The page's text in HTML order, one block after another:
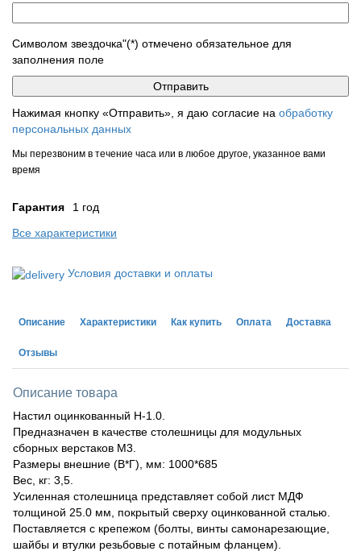
Символом звездочка"(*) отмечено обязательное для
заполнения поле
Нажимая кнопку «Отправить», я даю согласие на обработку
персональных данных
Мы перезвоним в течение часа или в любое другое, указанное вами
время
Гарантия
1 год
Все характеристики
Условия доставки и оплаты
Описание Характеристики Как купить Оплата Доставка
Отзывы
Описание товара
Настил оцинкованный Н-1.0.
Предназначен в качестве столешницы для модульных
сборных верстаков М3.
Размеры внешние (В*Г), мм: 1000*685
Вес, кг: 3,5.
Усиленная столешница представляет собой лист МДФ
толщиной 25.0 мм, покрытый сверху оцинкованной сталью.
Поставляется с крепежом (болты, винты самонарезающие,
шайбы и втулки резьбовые с потайным фланцем).